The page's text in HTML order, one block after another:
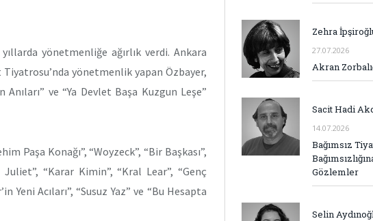
yönetmenliğe ağırlık verdi. Ankara
yönetmenlik yapan Özbayer,
ve “Ya Devlet Başa Kuzgun Leşe”
Paşa Konağı”, “Woyzeck”, “Bir Başkası”,
Juliet”, “Karar Kimin”, “Kral Lear”, “Genç
Yeni Acıları”, “Susuz Yaz” ve “Bu Hesapta
Zehra
27.07.2026
Akran
Sacit Hadi
14.07.2026
Bağımsız
Gözlemler
Selin